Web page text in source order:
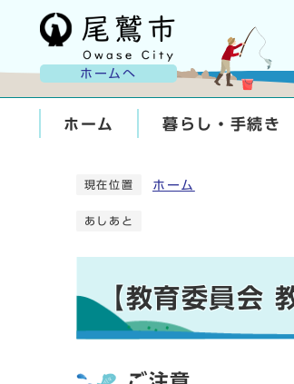
ホームへ
ホーム 暮らし・手続き
現在位置 ホーム
あしあと
【教育委員会